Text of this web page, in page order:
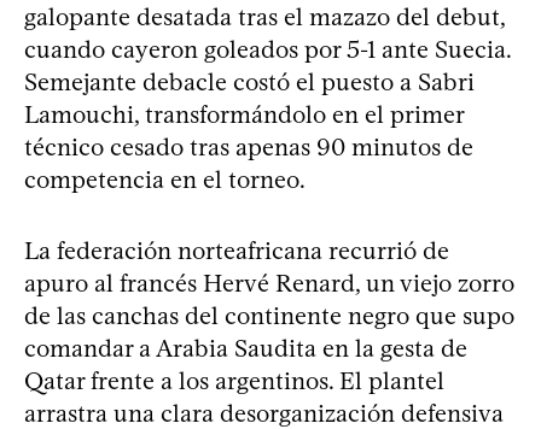
galopante desatada tras el mazazo del debut,
cuando cayeron goleados por 5-1 ante Suecia.
Semejante debacle costó el puesto a Sabri
Lamouchi, transformándolo en el primer
técnico cesado tras apenas 90 minutos de
competencia en el torneo.
La federación norteafricana recurrió de
apuro al francés Hervé Renard, un viejo zorro
de las canchas del continente negro que supo
comandar a Arabia Saudita en la gesta de
Qatar frente a los argentinos. El plantel
arrastra una clara desorganización defensiva